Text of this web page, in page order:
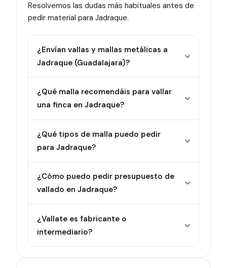
Resolvemos las dudas más habituales antes de
pedir material para Jadraque.
¿Envían vallas y mallas metálicas a
Jadraque (Guadalajara)?
¿Qué malla recomendáis para vallar
una finca en Jadraque?
¿Qué tipos de malla puedo pedir
para Jadraque?
¿Cómo puedo pedir presupuesto de
vallado en Jadraque?
¿Vallate es fabricante o
intermediario?